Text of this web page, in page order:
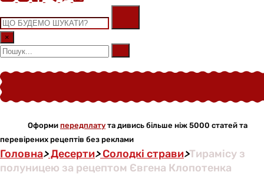
×
Оформи передплату та дивись більше ніж 5000 статей та
перевірених рецептів без реклами
Головна>Десерти>Солодкі страви>Тирамісу з
полуницею за рецептом Євгена Клопотенка